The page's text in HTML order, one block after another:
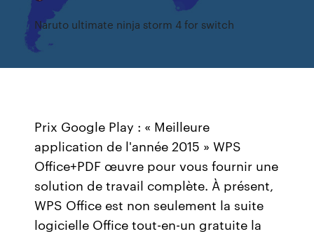
Naruto ultimate ninja storm 4 for switch
Prix Google Play : « Meilleure
application de l'année 2015 » WPS
Office+PDF œuvre pour vous fournir une
solution de travail complète. À présent,
WPS Office est non seulement la suite
logicielle Office tout-en-un gratuite la